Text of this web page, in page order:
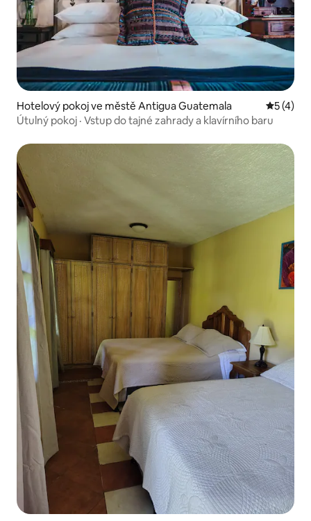
Hotelový pokoj ve městě Antigua Guatemala
5 (4)
Útulný pokoj · Vstup do tajné zahrady a klavírního baru